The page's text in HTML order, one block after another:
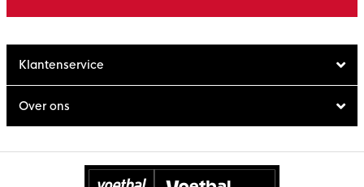
Klantenservice
Over ons